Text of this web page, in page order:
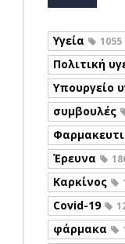
Υγεία 1055
Πολιτική
Υπουργείο
συμβουλές
Έρευνα
Καρκίνος
Covid-19
φάρμακα